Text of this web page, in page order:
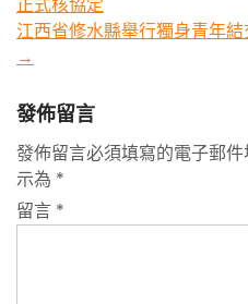
navigation
江西省修水縣舉行獨身青年
→
發佈留言
發佈留言必須填寫的電子郵件
示為 *
留言 *